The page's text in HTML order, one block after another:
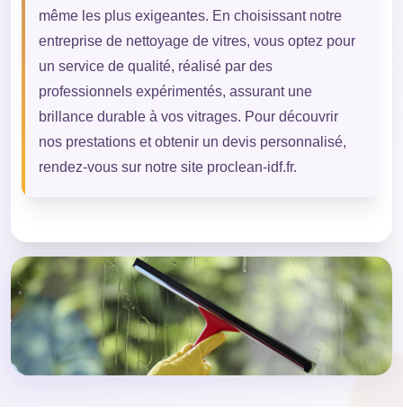
même les plus exigeantes. En choisissant notre
entreprise de nettoyage de vitres, vous optez pour
un service de qualité, réalisé par des
professionnels expérimentés, assurant une
brillance durable à vos vitrages. Pour découvrir
nos prestations et obtenir un devis personnalisé,
rendez-vous sur notre site proclean-idf.fr.